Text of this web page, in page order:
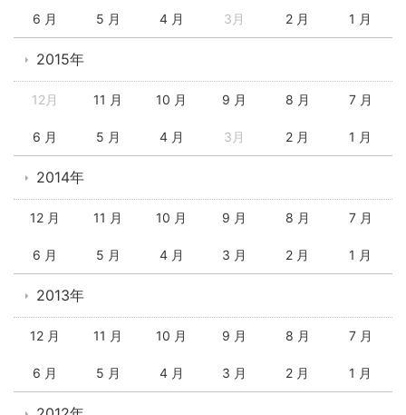
6 月 5 月 4 月 3月 2 月 1 月
2015年
12月 11 月 10 月 9 月 8 月 7 月
6 月 5 月 4 月 3月 2 月 1 月
2014年
12 月 11 月 10 月 9 月 8 月 7 月
6 月 5 月 4 月 3 月 2 月 1 月
2013年
12 月 11 月 10 月 9 月 8 月 7 月
6 月 5 月 4 月 3 月 2 月 1 月